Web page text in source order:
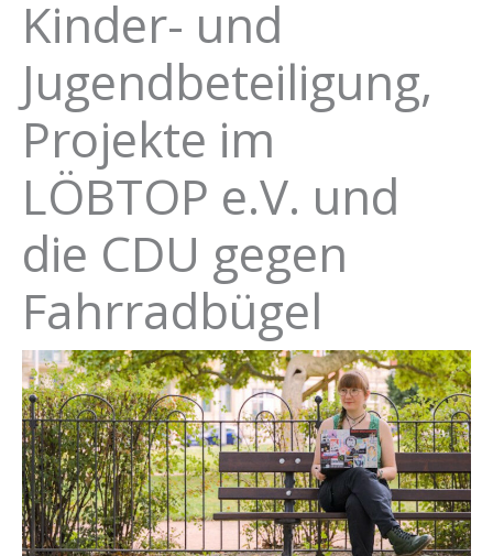
Kinder- und
Jugendbeteiligung,
Projekte im
LÖBTOP e.V. und
die CDU gegen
Fahrradbügel